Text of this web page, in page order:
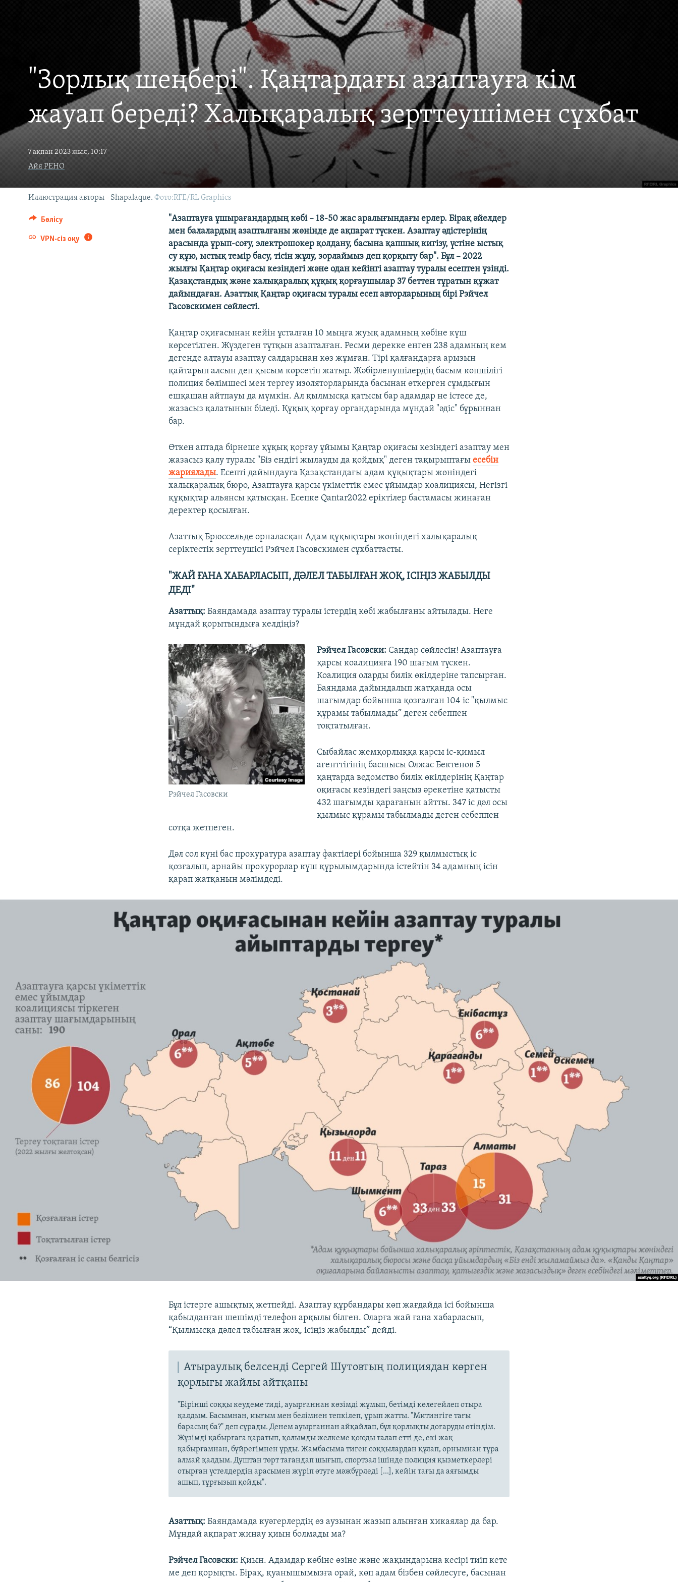
"Зорлық шеңбері". Қаңтардағы азаптауға кім
жауап береді? Халықаралық зерттеушімен сұхбат
7 ақпан 2023 жыл, 10:17
Айя РЕНО
Иллюстрация авторы - Shapalaque. Фото:RFE/RL Graphics
Бөлісу
VPN-сіз оқу
"Азаптауға ұшырағандардың көбі – 18-50 жас аралығындағы ерлер. Бірақ әйелдер
мен балалардың азапталғаны жөнінде де ақпарат түскен. Азаптау әдістерінің
арасында ұрып-соғу, электрошокер қолдану, басына қапшық кигізу, үстіне ыстық
су құю, ыстық темір басу, тісін жұлу, зорлаймыз деп қорқыту бар". Бұл – 2022
жылғы Қаңтар оқиғасы кезіндегі және одан кейінгі азаптау туралы есептен үзінді.
Қазақстандық және халықаралық құқық қорғаушылар 37 беттен тұратын құжат
дайындаған. Азаттық Қаңтар оқиғасы туралы есеп авторларының бірі Рэйчел
Гасовскимен сөйлесті.
Қаңтар оқиғасынан кейін ұсталған 10 мыңға жуық адамның көбіне күш
көрсетілген. Жүздеген тұтқын азапталған. Ресми дерекке енген 238 адамның кем
дегенде алтауы азаптау салдарынан көз жұмған. Тірі қалғандарға арызын
қайтарып алсын деп қысым көрсетіп жатыр. Жәбірленушілердің басым көпшілігі
полиция бөлімшесі мен тергеу изоляторларында басынан өткерген сұмдығын
ешқашан айтпауы да мүмкін. Ал қылмысқа қатысы бар адамдар не істесе де,
жазасыз қалатынын біледі. Құқық қорғау органдарында мұндай "әдіс" бұрыннан
бар.
Өткен аптада бірнеше құқық қорғау ұйымы Қаңтар оқиғасы кезіндегі азаптау мен
жазасыз қалу туралы "Біз ендігі жылауды да қойдық" деген тақырыптағы есебін
жариялады. Есепті дайындауға Қазақстандағы адам құқықтары жөніндегі
халықаралық бюро, Азаптауға қарсы үкіметтік емес ұйымдар коалициясы, Негізгі
құқықтар альянсы қатысқан. Есепке Qantar2022 еріктілер бастамасы жинаған
деректер қосылған.
Азаттық Брюссельде орналасқан Адам құқықтары жөніндегі халықаралық
серіктестік зерттеушісі Рэйчел Гасовскимен сұхбаттасты.
"ЖАЙ ҒАНА ХАБАРЛАСЫП, ДӘЛЕЛ ТАБЫЛҒАН ЖОҚ, ІСІҢІЗ ЖАБЫЛДЫ
ДЕДІ"
Азаттық: Баяндамада азаптау туралы істердің көбі жабылғаны айтылады. Неге
мұндай қорытындыға келдіңіз?
Рэйчел Гасовски
Рэйчел Гасовски: Сандар сөйлесін! Азаптауға
қарсы коалицияға 190 шағым түскен.
Коалиция оларды билік өкілдеріне тапсырған.
Баяндама дайындалып жатқанда осы
шағымдар бойынша қозғалған 104 іс "қылмыс
құрамы табылмады” деген себеппен
тоқтатылған.
Сыбайлас жемқорлыққа қарсы іс-қимыл
агенттігінің басшысы Олжас Бектенов 5
қаңтарда ведомство билік өкілдерінің Қаңтар
оқиғасы кезіндегі заңсыз әрекетіне қатысты
432 шағымды қарағанын айтты. 347 іс дәл осы
қылмыс құрамы табылмады деген себеппен
сотқа жетпеген.
Дәл сол күні бас прокуратура азаптау фактілері бойынша 329 қылмыстық іс
қозғалып, арнайы прокурорлар күш құрылымдарында істейтін 34 адамның ісін
қарап жатқанын мәлімдеді.
Бұл істерге ашықтық жетпейді. Азаптау құрбандары көп жағдайда ісі бойынша
қабылданған шешімді телефон арқылы білген. Оларға жай ғана хабарласып,
“Қылмысқа дәлел табылған жоқ, ісіңіз жабылды” дейді.
Атыраулық белсенді Сергей Шутовтың полициядан көрген
қорлығы жайлы айтқаны
"Бірінші соққы кеудеме тиді, ауырғаннан көзімді жұмып, бетімді көлегейлеп отыра
қалдым. Басымнан, иығым мен белімнен тепкілеп, ұрып жатты. "Митингіге тағы
барасың ба?" деп сұрады. Денем ауырғаннан айқайлап, бұл қорлықты доғаруды өтіндім.
Жүзімді қабырғаға қаратып, қолымды желкеме қоюды талап етті де, екі жақ
қабырғамнан, бүйрегімнен ұрды. Жамбасыма тиген соққылардан құлап, орнымнан тұра
алмай қалдым. Душтан төрт тағандап шығып, спортзал ішінде полиция қызметкерлері
отырған үстелдердің арасымен жүріп өтуге мәжбүрледі [...], кейін тағы да аяғымды
ашып, тұрғызып қойды".
Азаттық: Баяндамада куәгерлердің өз аузынан жазып алынған хикаялар да бар.
Мұндай ақпарат жинау қиын болмады ма?
Рэйчел Гасовски: Қиын. Адамдар көбіне өзіне және жақындарына кесірі тиіп кете
ме деп қорықты. Бірақ, қуанышымызға орай, көп адам бізбен сөйлесуге, басынан